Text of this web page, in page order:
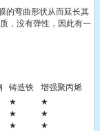
的弯曲形状从而延长其
，没有弹性，因此有一
铸造铁
增强聚丙烯
★
★
★
★
★
★